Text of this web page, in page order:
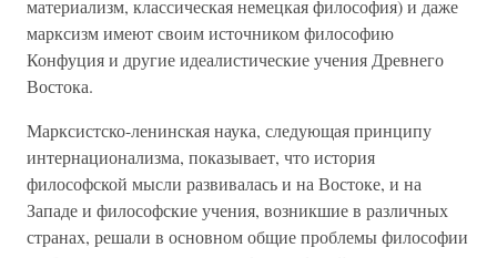
материализм, классическая немецкая философия) и даже
марксизм имеют своим источником философию
Конфуция и другие идеалистические учения Древнего
Востока.
Марксистско-ленинская наука, следующая принципу
интернационализма, показывает, что история
философской мысли развивалась и на Востоке, и на
Западе и философские учения, возникшие в различных
странах, решали в основном общие проблемы философии